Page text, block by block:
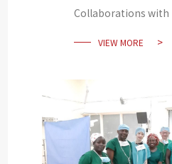
Collaborations with
VIEW MORE